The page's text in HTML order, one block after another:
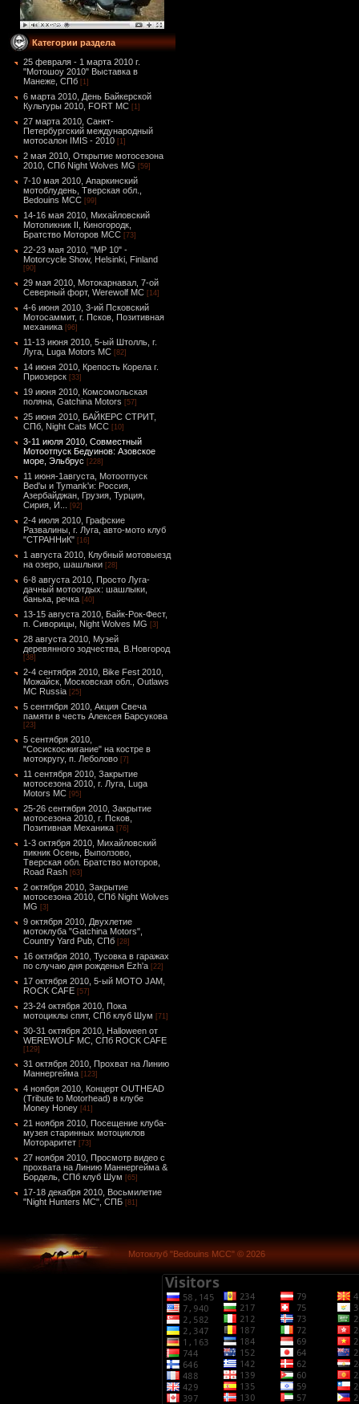
Категории раздела
25 февраля - 1 марта 2010 г.
"Мотошоу 2010" Выставка в
Манеже, СПб [1]
6 марта 2010, День Байкерской
Культуры 2010, FORT MC [1]
27 марта 2010, Санкт-
Петербургский международный
мотосалон IMIS - 2010 [1]
2 мая 2010, Открытие мотосезона
2010, СПб Night Wolves MG [59]
7-10 мая 2010, Апаркинский
мотоблудень, Тверская обл.,
Bedouins MCC [99]
14-16 мая 2010, Михайловский
Мотопикник II, Киногородк,
Братство Моторов MCC [73]
22-23 мая 2010, "MP 10" -
Motorcycle Show, Helsinki, Finland
[90]
29 мая 2010, Мотокарнавал, 7-ой
Северный форт, Werewolf MC [14]
4-6 июня 2010, 3-ий Псковский
Мотосаммит, г. Псков, Позитивная
механика [96]
11-13 июня 2010, 5-ый Штолль, г.
Луга, Luga Motors MC [82]
14 июня 2010, Крепость Корела г.
Приозерск [33]
19 июня 2010, Комсомольская
поляна, Gatchina Motors [57]
25 июня 2010, БАЙКЕРС СТРИТ,
СПб, Night Cats МСС [10]
3-11 июля 2010, Совместный
Мотоотпуск Бедуинов: Азовское
море, Эльбрус [228]
11 июня-1августа, Мотоотпуск
Bed'ы и Tymank'и: Россия,
Азербайджан, Грузия, Турция,
Сирия, И...
[92]
2-4 июля 2010, Графские
Развалины, г. Луга, авто-мото клуб
"СТРАННиК" [16]
1 августа 2010, Клубный мотовыезд
на озеро, шашлыки [28]
6-8 августа 2010, Просто Луга-
дачный мотоотдых: шашлыки,
банька, речка [40]
13-15 августа 2010, Байк-Рок-Фест,
п. Сиворицы, Night Wolves MG [3]
28 августа 2010, Музей
деревянного зодчества, В.Новгород
[38]
2-4 сентября 2010, Bike Fest 2010,
Можайск, Московская обл., Outlaws
MC Russia [25]
5 сентября 2010, Акция Свеча
памяти в честь Алексея Барсукова
[23]
5 сентября 2010,
"Сосискосжигание" на костре в
мотокругу, п. Леболово [7]
11 сентября 2010, Закрытие
мотосезона 2010, г. Луга, Luga
Motors MC [95]
25-26 сентября 2010, Закрытие
мотосезона 2010, г. Псков,
Позитивная Механика [76]
1-3 октября 2010, Михайловский
пикник Осень, Выползово,
Тверская обл. Братство моторов,
Road Rash [63]
2 октября 2010, Закрытие
мотосезона 2010, СПб Night Wolves
MG [3]
9 октября 2010, Двухлетие
мотоклуба "Gatchina Motors",
Country Yard Pub, СПб [28]
16 октября 2010, Тусовка в гаражах
по случаю дня рожденья Ezh'а [22]
17 октября 2010, 5-ый MOTO JAM,
ROCK CAFE [57]
23-24 октября 2010, Пока
мотоциклы спят, СПб клуб Шум [71]
30-31 октября 2010, Halloween от
WEREWOLF MC, СПб ROCK CAFE
[129]
31 октября 2010, Прохват на Линию
Маннергейма [123]
4 ноября 2010, Концерт OUTHEAD
(Tribute to Motorhead) в клубе
Money Honey [41]
21 ноября 2010, Посещение клуба-
музея старинных мотоциклов
Мотораритет [73]
27 ноября 2010, Просмотр видео с
прохвата на Линию Маннергейма &
Бордель, СПб клуб Шум [65]
17-18 декабря 2010, Восьмилетие
"Night Hunters MC", СПБ [81]
Мотоклуб "Bedouins MCC" © 2026